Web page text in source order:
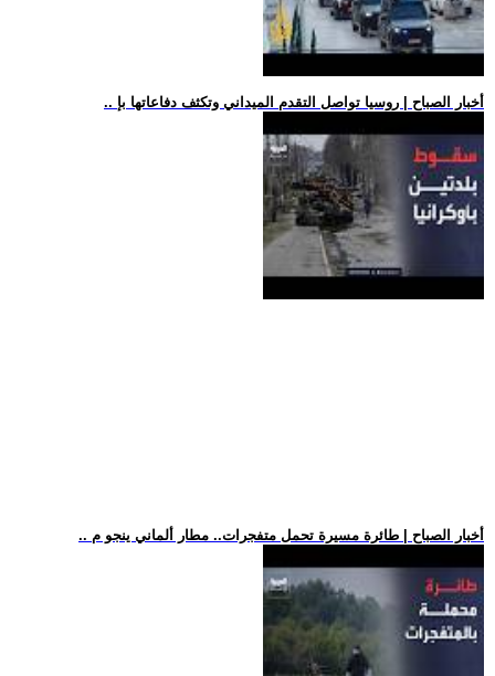
.. أخبار الصباح | روسيا تواصل التقدم الميداني وتكثف دفاعاتها بإ
.. أخبار الصباح | طائرة مسيرة تحمل متفجرات.. مطار ألماني ينجو م